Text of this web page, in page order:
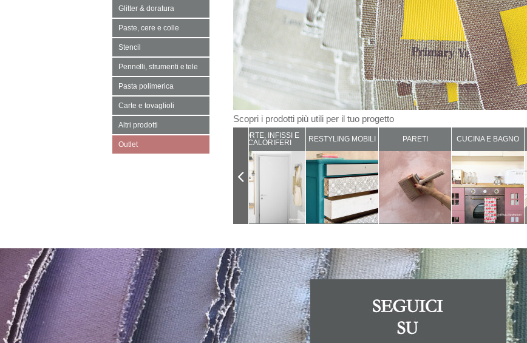
Glitter & doratura
Paste, cere e colle
Stencil
Pennelli, strumenti e tele
Pasta polimerica
Carte e tovaglioli
Altri prodotti
Outlet
Scopri i prodotti più utili per il tuo progetto
PORTE, INFISSI E
CALORIFERI
RESTYLING MOBILI PARETI CUCINA E BAGNO